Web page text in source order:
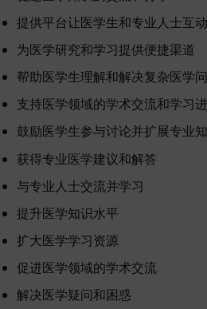
提供平台让医学生和专业人士互
为医学研究和学习提供便捷渠道
帮助医学生理解和解决复杂医学
支持医学领域的学术交流和学习
鼓励医学生参与讨论并扩展专业
获得专业医学建议和解答
与专业人士交流并学习
提升医学知识水平
扩大医学学习资源
促进医学领域的学术交流
解决医学疑问和困惑